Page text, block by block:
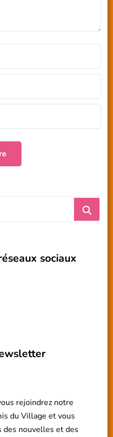
sociaux
rejoindrez notre
du Village et vous
des nouvelles et des